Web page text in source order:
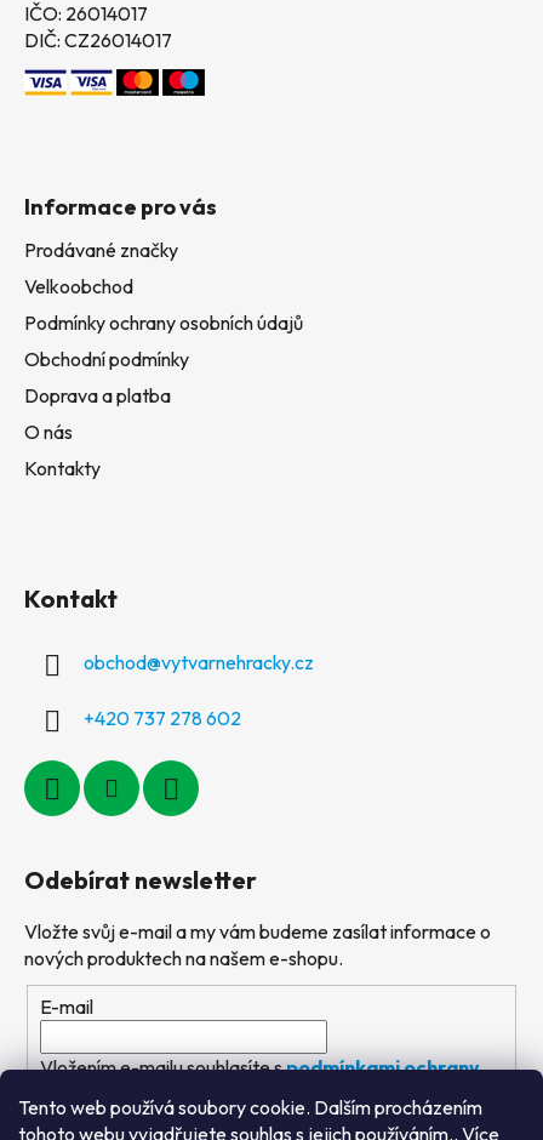
Tento web používá soubory cookie. Dalším procházením
tohoto webu vyjadřujete souhlas s jejich používáním.. Více
IČO: 26014017
DIČ: CZ26014017
Informace pro vás
Prodávané značky
Velkoobchod
Podmínky ochrany osobních údajů
Obchodní podmínky
Doprava a platba
O nás
Kontakty
Kontakt
obchod@vytvarnehracky.cz
+420 737 278 602
Odebírat newsletter
Vložte svůj e-mail a my vám budeme zasílat informace o
nových produktech na našem e-shopu.
E-mail
Vložením e-mailu souhlasíte spodmínkami ochrany
osobních údajů